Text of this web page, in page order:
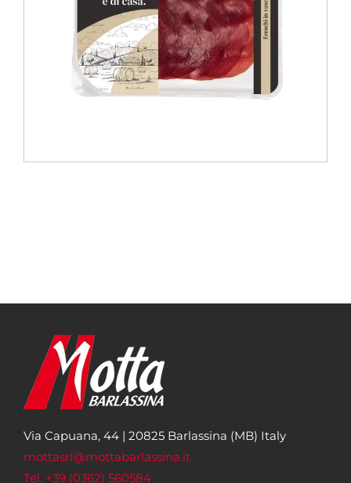
Via Capuana, 44 | 20825 Barlassina (MB) Italy
mottasrl@mottabarlassina.it
Tel. +39 (0362) 560584